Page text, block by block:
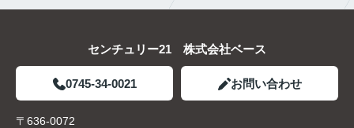
センチュリー21 株式会社ベース
0745-34-0021 お問い合わせ
〒636-0072